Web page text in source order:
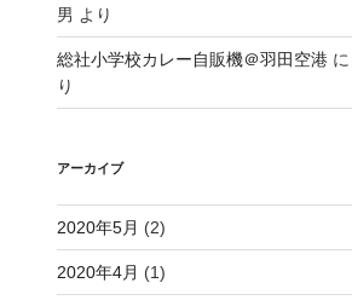
男 より
総社小学校カレー自販機＠羽田空港に
り
アーカイブ
2020年5月 (2)
2020年4月 (1)